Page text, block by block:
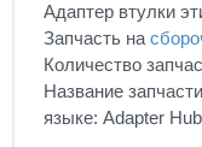
Адаптер втулки
Запчасть на
Количество
Название
языке: Adapter